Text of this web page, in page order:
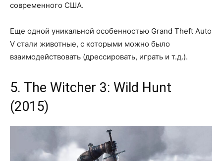
современного США.
Еще одной уникальной особенностью Grand Theft Auto
V стали животные, с которыми можно было
взаимодействовать (дрессировать, играть и т.д.).
5. The Witcher 3: Wild Hunt
(2015)